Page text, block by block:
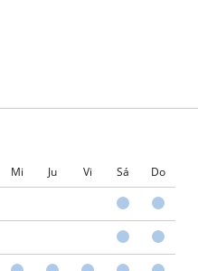
Mi Ju Vi Sá Do